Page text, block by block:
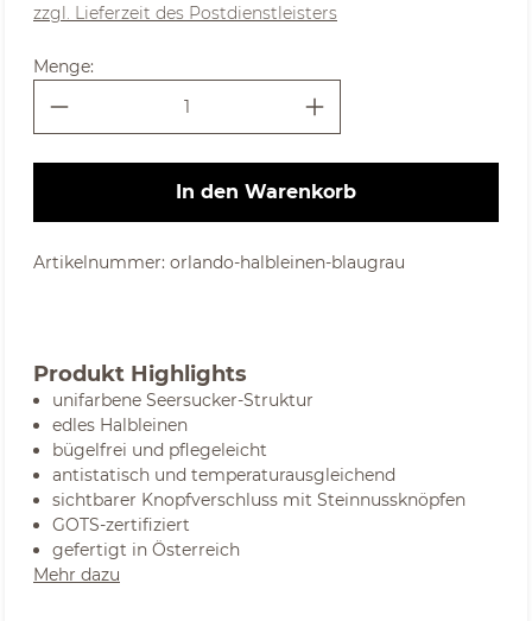
zzgl. Lieferzeit des Postdienstleisters
Menge:
In den Warenkorb
Artikelnummer: orlando-halbleinen-blaugrau
Produkt Highlights
unifarbene Seersucker-Struktur
edles Halbleinen
bügelfrei und pflegeleicht
antistatisch und temperaturausgleichend
sichtbarer Knopfverschluss mit Steinnussknöpfen
GOTS-zertifiziert
gefertigt in Österreich
Mehr dazu